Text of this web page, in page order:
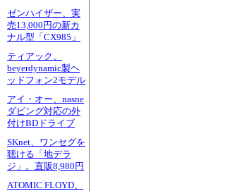
ゼンハイザー、実
売13,000円の新カ
ナル型「CX985」
ティアック、
beyerdynamic製ヘ
ッドフォン2モデル
アイ・オー、nasne
ダビング対応の外
付けBDドライブ
SKnet、ワンセグを
聴ける「地デラ
ジ」。直販8,980円
ATOMIC FLOYD、